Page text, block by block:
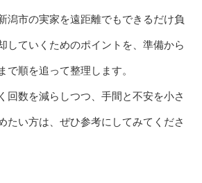
潟市の実家を遠距離でもできるだけ負
していくためのポイントを、準備から
で順を追って整理します。
回数を減らしつつ、手間と不安を小さ
たい方は、ぜひ参考にしてみてくださ